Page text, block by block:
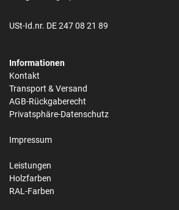
USt-Id.nr. DE 247 08 21 89
Informationen
Kontakt
Transport & Versand
AGB-Rückgaberecht
Privatsphäre-Datenschutz
Impressum
Leistungen
Holzfarben
RAL-Farben